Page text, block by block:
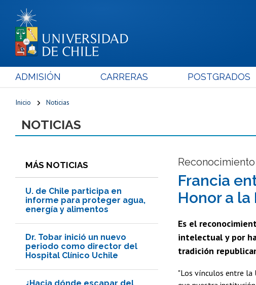
ADMISIÓN CARRERAS POSTGRADOS
Inicio Noticias
NOTICIAS
MÁS NOTICIAS
U. de Chile participa en
informe para proteger agua,
energía y alimentos
Dr. Tobar inició un nuevo
periodo como director del
Hospital Clínico Uchile
¿Hacia dónde escapar del
Francia
Honor a la
Es el
intelectual y por
tradición
"Los vínculos entre la